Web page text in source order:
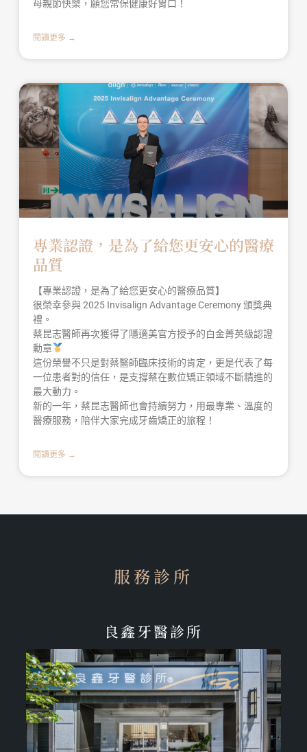
母親節快樂，願您常保健康好胃口！
閱讀更多 →
專業認證，是為了給您更安心的醫療
品質
【專業認證，是為了給您更安心的醫療品質】
很榮幸參與 2025 Invisalign Advantage Ceremony 頒獎典
禮。
蔡昆志醫師再次獲得了隱適美官方授予的白金菁英級認證
勳章
這份榮譽不只是對蔡醫師臨床技術的肯定，更是代表了每
一位患者對的信任，是支撐蔡在數位矯正領域不斷精進的
最大動力。
新的一年，蔡昆志醫師也會持續努力，用最專業、溫度的
醫療服務，陪伴大家完成牙齒矯正的旅程！
閱讀更多 →
服務診所
良鑫牙醫診所